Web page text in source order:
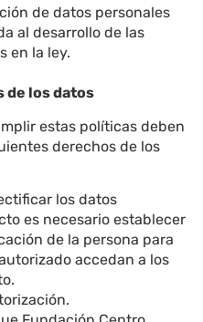
de datos personales
al desarrollo de las
en la ley.
de los datos
estas políticas deben
derechos de los
los datos
es necesario establecer
de la persona para
accedan a los